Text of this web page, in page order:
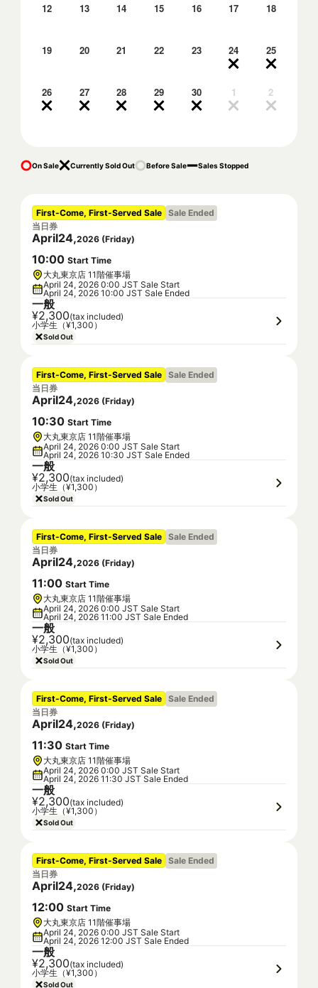
12 13 14 15 16 17 18
19 20 21 22 23 24 25
26 27 28 29 30 1 2
On Sale Currently Sold Out Before Sale Sales Stopped
First-Come, First-Served Sale Sale Ended
当日券
April24,2026 (Friday)
10:00 Start Time
大丸東京店 11階催事場
April 24, 2026 0:00 JST Sale Start
April 24, 2026 10:00 JST Sale Ended
一般
¥2,300(tax included)
小学生（¥1,300）
Sold Out
First-Come, First-Served Sale Sale Ended
当日券
April24,2026 (Friday)
10:30 Start Time
大丸東京店 11階催事場
April 24, 2026 0:00 JST Sale Start
April 24, 2026 10:30 JST Sale Ended
一般
¥2,300(tax included)
小学生（¥1,300）
Sold Out
First-Come, First-Served Sale Sale Ended
当日券
April24,2026 (Friday)
11:00 Start Time
大丸東京店 11階催事場
April 24, 2026 0:00 JST Sale Start
April 24, 2026 11:00 JST Sale Ended
一般
¥2,300(tax included)
小学生（¥1,300）
Sold Out
First-Come, First-Served Sale Sale Ended
当日券
April24,2026 (Friday)
11:30 Start Time
大丸東京店 11階催事場
April 24, 2026 0:00 JST Sale Start
April 24, 2026 11:30 JST Sale Ended
一般
¥2,300(tax included)
小学生（¥1,300）
Sold Out
First-Come, First-Served Sale Sale Ended
当日券
April24,2026 (Friday)
12:00 Start Time
大丸東京店 11階催事場
April 24, 2026 0:00 JST Sale Start
April 24, 2026 12:00 JST Sale Ended
一般
¥2,300(tax included)
小学生（¥1,300）
Sold Out